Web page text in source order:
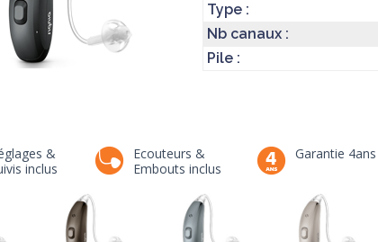
Type :
Nb canaux :
Pile :
&
inclus
Ecouteurs &
Embouts inclus
Garantie 4ans